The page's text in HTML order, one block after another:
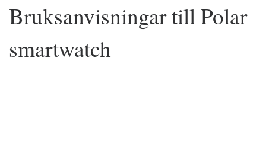
Bruksanvisningar till Polar
smartwatch